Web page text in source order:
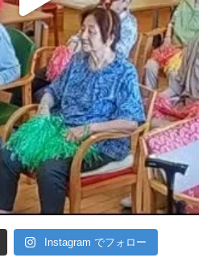
Instagram でフォロー